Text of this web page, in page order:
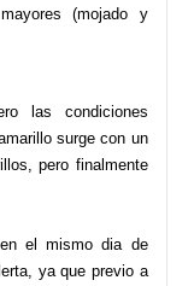
(mojado y
las condiciones
surge con un
pero finalmente
el mismo dia de
ya que previo a